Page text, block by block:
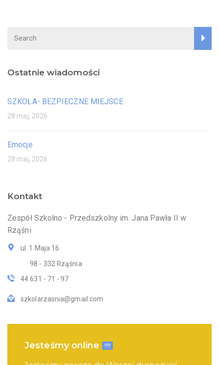
Ostatnie wiadomości
SZKOŁA- BEZPIECZNE MIEJSCE
28 maj, 2026
Emocje
28 maj, 2026
Kontakt
Zespół Szkolno - Przedszkolny im. Jana Pawła II w
Rząśni
ul. 1 Maja 16
98 - 332 Rząśnia
44 631 - 71 - 97
szkolarzasnia@gmail.com
Jesteśmy online !!!!